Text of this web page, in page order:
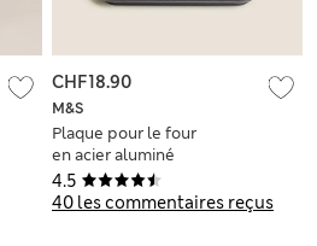
4.5
40 les commentaires reçus
M&S
Plaque pour le four
en acier aluminé
39cm
CHF18.90